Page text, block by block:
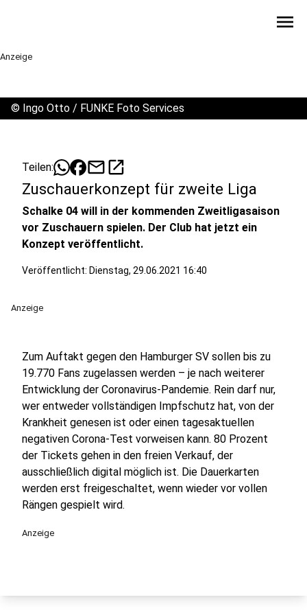
menu
Anzeige
© Ingo Otto / FUNKE Foto Services
Teilen: mailopen_in_new
Zuschauerkonzept für zweite Liga
Schalke 04 will in der kommenden Zweitligasaison
vor Zuschauern spielen. Der Club hat jetzt ein
Konzept veröffentlicht.
Veröffentlicht: Dienstag, 29.06.2021 16:40
Anzeige
Zum Auftakt gegen den Hamburger SV sollen bis zu
19.770 Fans zugelassen werden – je nach weiterer
Entwicklung der Coronavirus-Pandemie. Rein darf nur,
wer entweder vollständigen Impfschutz hat, von der
Krankheit genesen ist oder einen tagesaktuellen
negativen Corona-Test vorweisen kann. 80 Prozent
der Tickets gehen in den freien Verkauf, der
ausschließlich digital möglich ist. Die Dauerkarten
werden erst freigeschaltet, wenn wieder vor vollen
Rängen gespielt wird.
Anzeige